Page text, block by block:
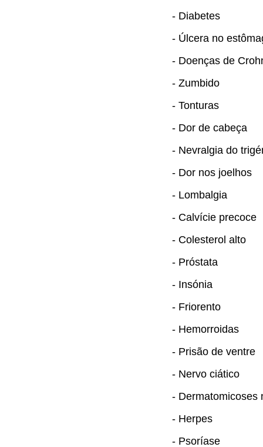
- Diabetes
- Úlcera no
- Doenças de
- Zumbido
- Tonturas
- Dor de cabeça
- Nevralgia do
- Dor nos joelhos
- Lombalgia
- Calvície precoce
- Colesterol alto
- Próstata
- Insónia
- Friorento
- Hemorroidas
- Prisão de ventre
- Nervo ciático
- Dermatomicoses
- Herpes
- Psoríase